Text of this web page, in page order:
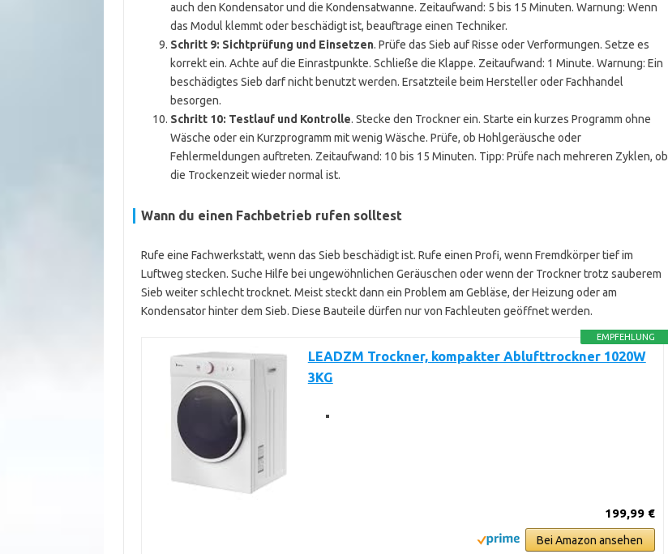
auch den Kondensator und die Kondensatwanne. Zeitaufwand: 5 bis 15 Minuten. Warnung: Wenn
das Modul klemmt oder beschädigt ist, beauftrage einen Techniker.
Schritt 9: Sichtprüfung und Einsetzen. Prüfe das Sieb auf Risse oder Verformungen. Setze es
korrekt ein. Achte auf die Einrastpunkte. Schließe die Klappe. Zeitaufwand: 1 Minute. Warnung: Ein
beschädigtes Sieb darf nicht benutzt werden. Ersatzteile beim Hersteller oder Fachhandel
besorgen.
Schritt 10: Testlauf und Kontrolle. Stecke den Trockner ein. Starte ein kurzes Programm ohne
Wäsche oder ein Kurzprogramm mit wenig Wäsche. Prüfe, ob Hohlgeräusche oder
Fehlermeldungen auftreten. Zeitaufwand: 10 bis 15 Minuten. Tipp: Prüfe nach mehreren Zyklen, ob
die Trockenzeit wieder normal ist.
Wann du einen Fachbetrieb rufen solltest
Rufe eine Fachwerkstatt, wenn das Sieb beschädigt ist. Rufe einen Profi, wenn Fremdkörper tief im
Luftweg stecken. Suche Hilfe bei ungewöhnlichen Geräuschen oder wenn der Trockner trotz sauberem
Sieb weiter schlecht trocknet. Meist steckt dann ein Problem am Gebläse, der Heizung oder am
Kondensator hinter dem Sieb. Diese Bauteile dürfen nur von Fachleuten geöffnet werden.
EMPFEHLUNG
LEADZM Trockner, kompakter Ablufttrockner 1020W
3KG
199,99 €
Bei Amazon ansehen